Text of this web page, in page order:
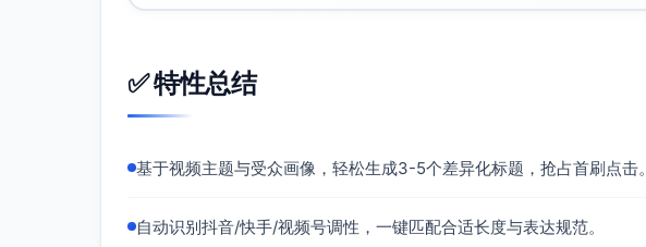
✅ 特性总结
基于视频主题与受众画像，轻松生成3-5个差异化标题，抢占首刷点击。
自动识别抖音/快手/视频号调性，一键匹配合适长度与表达规范。